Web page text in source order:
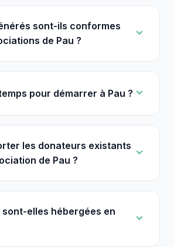
sont-ils conformes
de Pau ?
pour démarrer à Pau ?
les donateurs existants
de Pau ?
sont-elles hébergées en